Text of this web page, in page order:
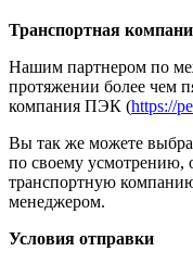
Транспортная
Нашим партнером по
протяжении более чем
компания ПЭК (https://
Вы так же можете
по своему усмотрению,
транспортную компанию
менеджером.
Условия отправки